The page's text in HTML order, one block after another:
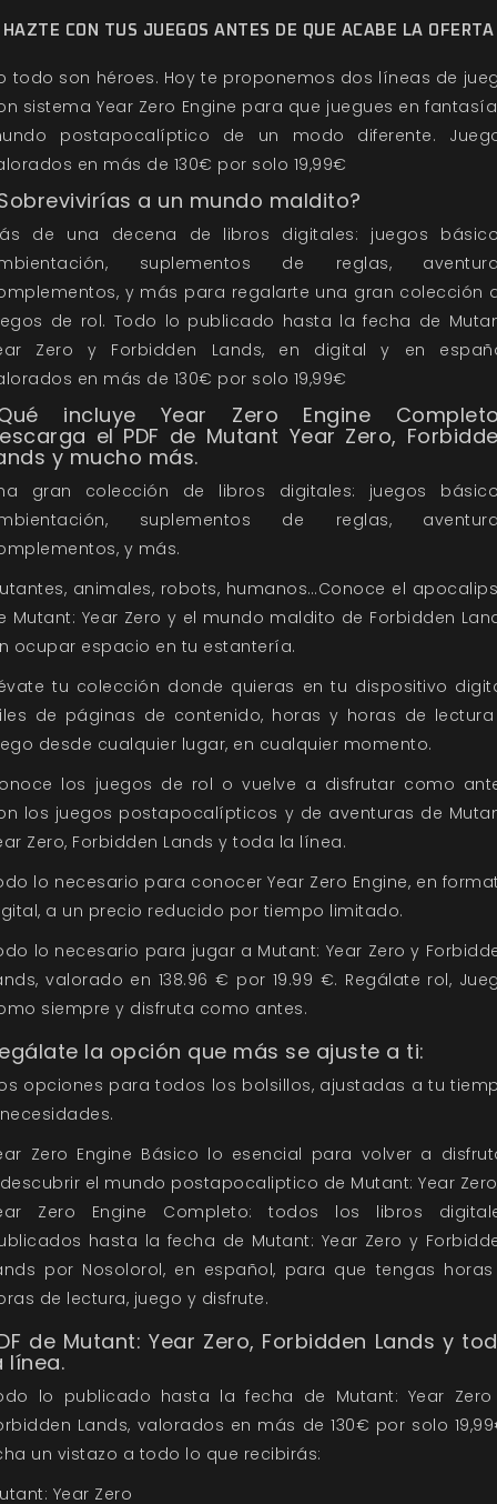
HAZTE CON TUS JUEGOS ANTES DE QUE ACABE LA OFERTA
todo son héroes. Hoy te proponemos dos líneas de
sistema Year Zero Engine para que juegues en
postapocalíptico de un modo diferente.
en más de 130€ por solo 19,99€
a un mundo maldito?
de una decena de libros digitales: juegos
suplementos de reglas,
y más para regalarte una gran colección
de rol. Todo lo publicado hasta la fecha de
Zero y Forbidden Lands, en digital y en
en más de 130€ por solo 19,99€
incluye Year Zero Engine
el PDF de Mutant Year Zero,
y mucho más.
gran colección de libros digitales: juegos
suplementos de reglas,
y más.
animales, robots, humanos…Conoce el
Mutant: Year Zero y el mundo maldito de Forbidden
ocupar espacio en tu estantería.
tu colección donde quieras en tu dispositivo
de páginas de contenido, horas y horas de
desde cualquier lugar, en cualquier momento.
los juegos de rol o vuelve a disfrutar como
los juegos postapocalípticos y de aventuras de
Zero, Forbidden Lands y toda la línea.
lo necesario para conocer Year Zero Engine, en
a un precio reducido por tiempo limitado.
lo necesario para jugar a Mutant: Year Zero y
valorado en 138.96 € por 19.99 €. Regálate rol,
siempre y disfruta como antes.
la opción que más se ajuste a ti:
opciones para todos los bolsillos, ajustadas a tu
Zero Engine Básico lo esencial para volver a
el mundo postapocaliptico de Mutant: Year Zero
Zero Engine Completo: todos los libros
hasta la fecha de Mutant: Year Zero y
por Nosolorol, en español, para que tengas
de lectura, juego y disfrute.
de Mutant: Year Zero, Forbidden Lands y
línea.
lo publicado hasta la fecha de Mutant: Year
Lands, valorados en más de 130€ por solo
un vistazo a todo lo que recibirás:
Year Zero